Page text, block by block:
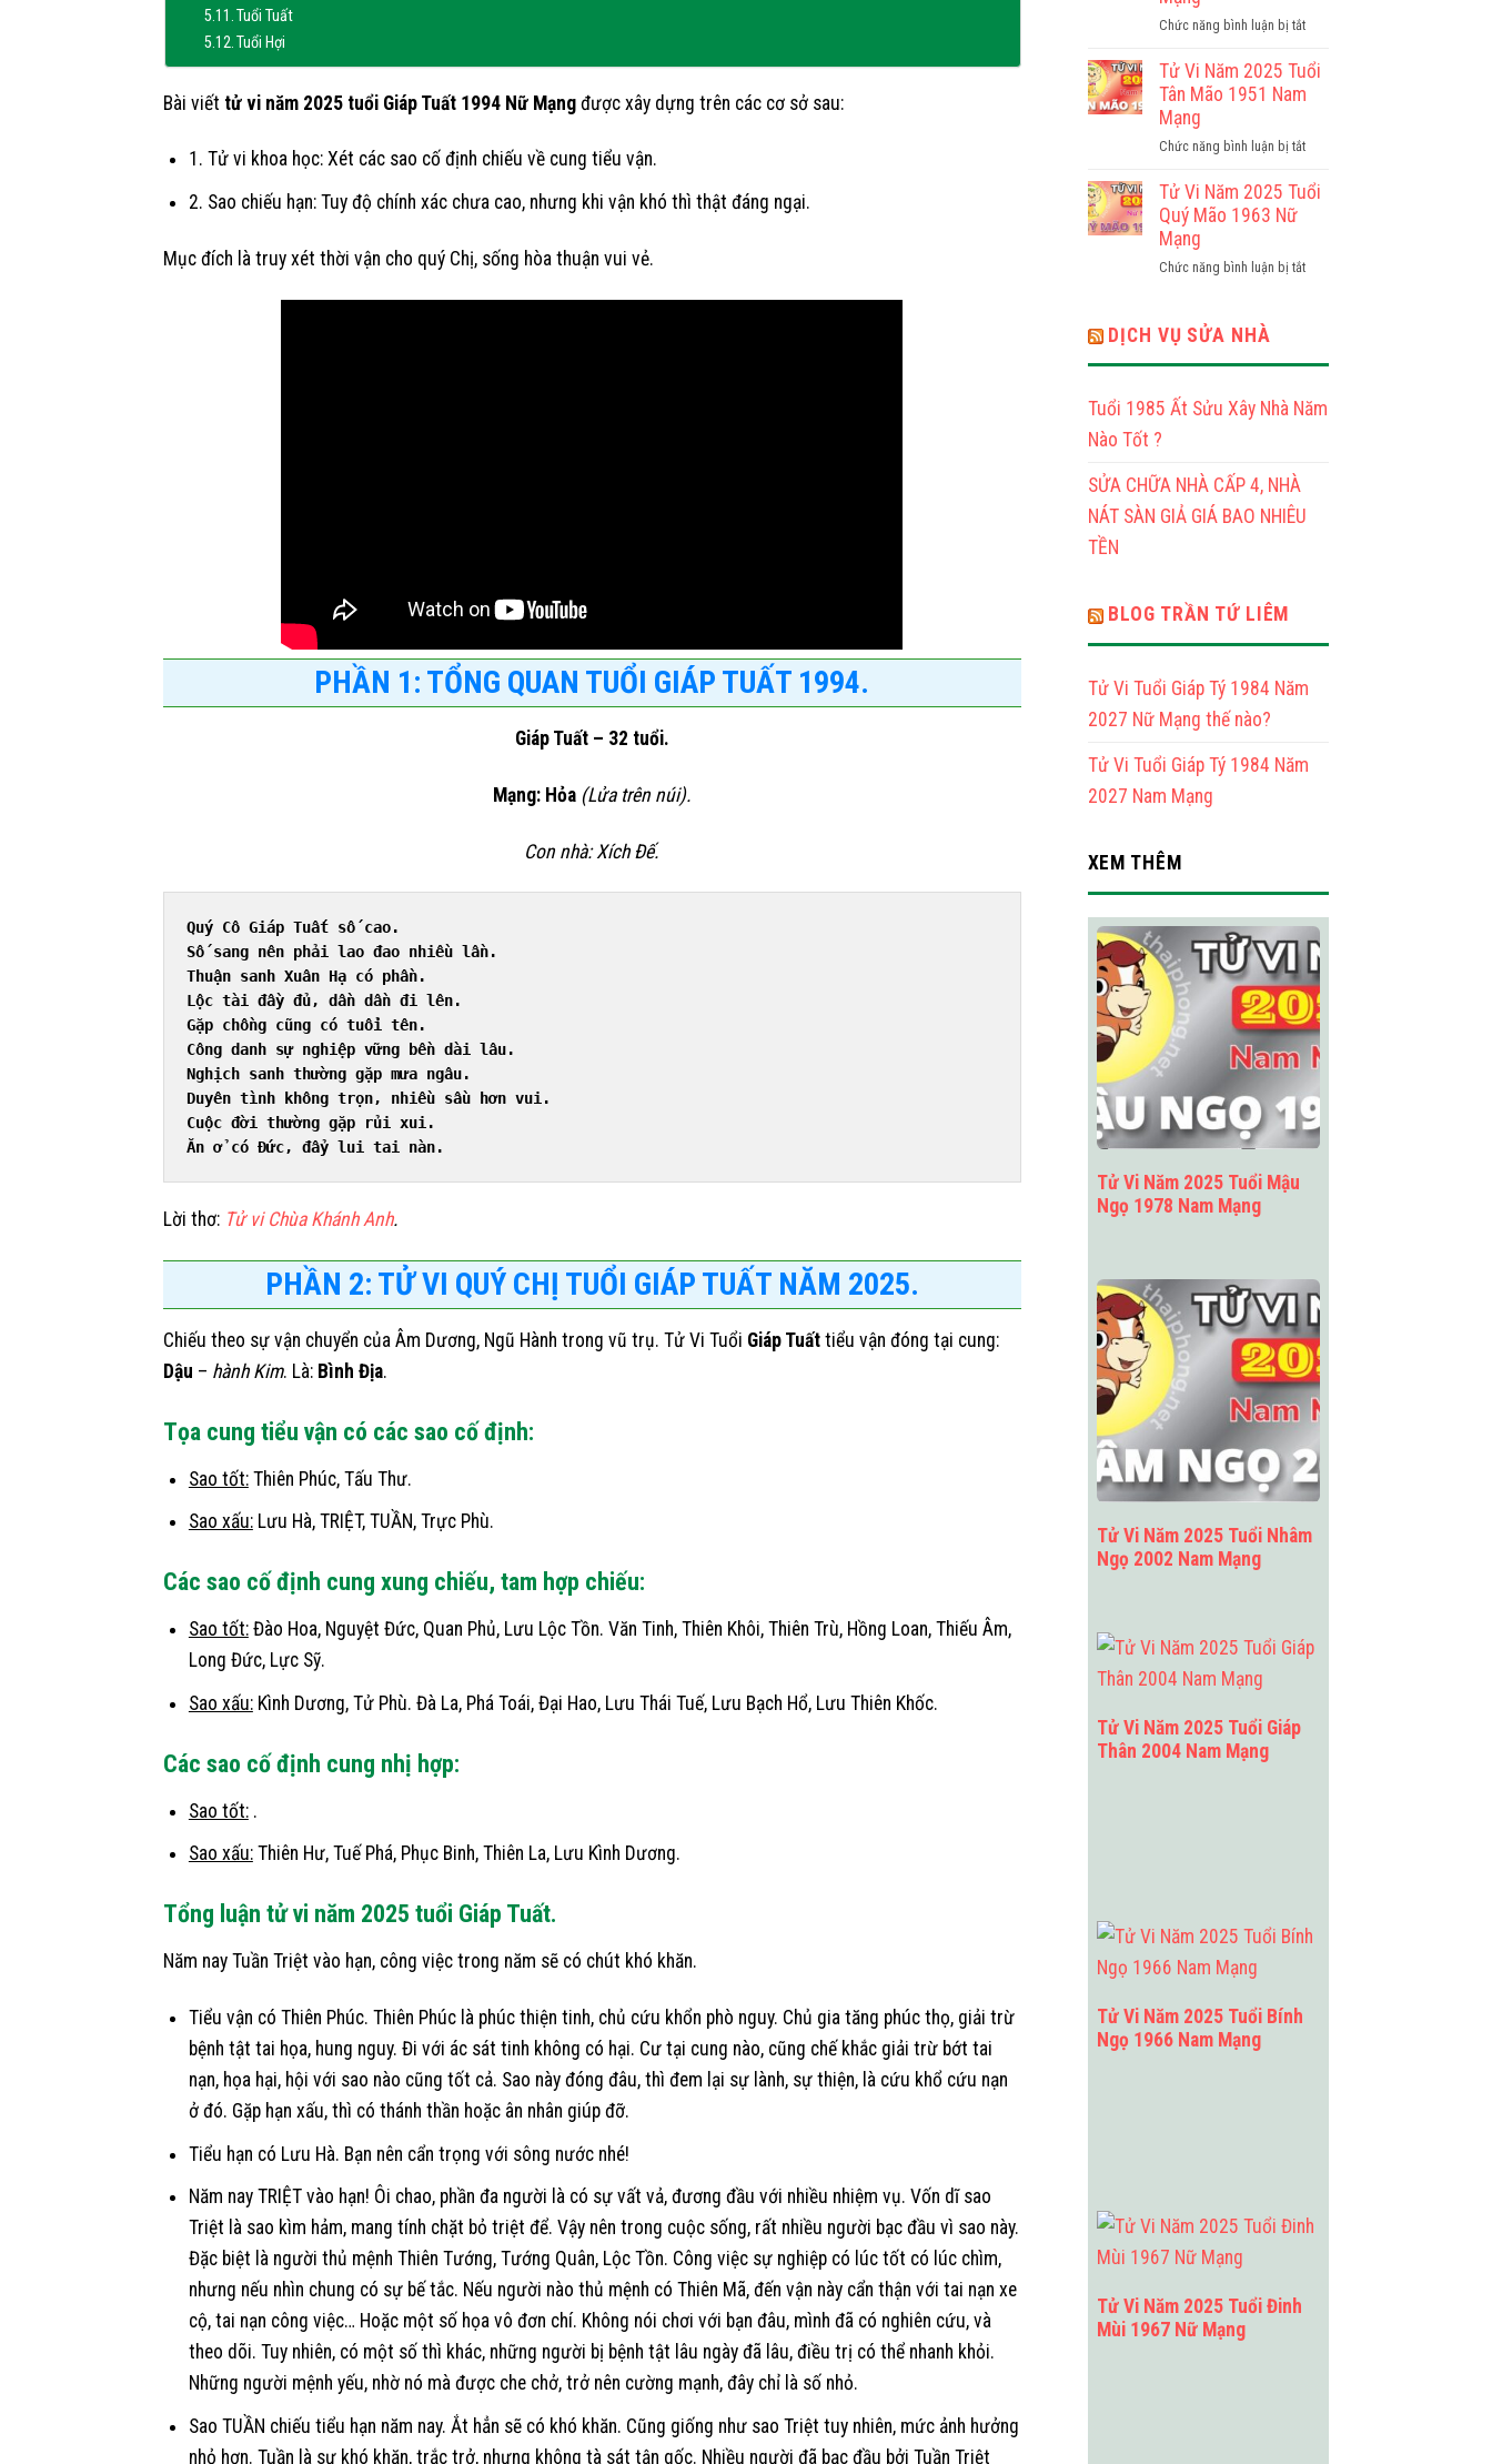
Tuổi Tuất
Tuổi Hợi
Bài viết tử vi năm 2025 tuổi Giáp Tuất 1994 Nữ Mạng được xây dựng trên các cơ sở sau:
1. Tử vi khoa học: Xét các sao cố định chiếu về cung tiểu vận.
2. Sao chiếu hạn: Tuy độ chính xác chưa cao, nhưng khi vận khó thì thật đáng ngại.
Mục đích là truy xét thời vận cho quý Chị, sống hòa thuận vui vẻ.
PHẦN 1: TỔNG QUAN TUỔI GIÁP TUẤT 1994.
Giáp Tuất – 32 tuổi.
Mạng: Hỏa (Lửa trên núi).
Con nhà: Xích Đế.
Quý Cô Giáp Tuất số cao.
Số sang nên phải lao đao nhiều lần.
Thuận sanh Xuân Hạ có phần.
Lộc tài đầy đủ, dần dần đi lên.
Gặp chồng cũng có tuổi tên.
Công danh sự nghiệp vững bền dài lâu.
Nghịch sanh thường gặp mưa ngâu.
Duyên tình không trọn, nhiều sầu hơn vui.
Cuộc đời thường gặp rủi xui.
Ăn ở có Đức, đẩy lui tai nàn.
Lời thơ: Tử vi Chùa Khánh Anh.
PHẦN 2: TỬ VI QUÝ CHỊ TUỔI GIÁP TUẤT NĂM 2025.
Chiếu theo sự vận chuyển của Âm Dương, Ngũ Hành trong vũ trụ. Tử Vi Tuổi Giáp Tuất tiểu vận đóng tại cung:
Dậu – hành Kim. Là: Bình Địa.
Tọa cung tiểu vận có các sao cố định:
Sao tốt:Thiên Phúc, Tấu Thư.
Sao xấu:Lưu Hà, TRIỆT, TUẦN, Trực Phù.
Các sao cố định cung xung chiếu, tam hợp chiếu:
Sao tốt:Đào Hoa, Nguyệt Đức, Quan Phủ, Lưu Lộc Tồn. Văn Tinh, Thiên Khôi, Thiên Trù, Hồng Loan, Thiếu Âm,
Long Đức, Lực Sỹ.
Sao xấu:Kình Dương, Tử Phù. Đà La, Phá Toái, Đại Hao, Lưu Thái Tuế, Lưu Bạch Hổ, Lưu Thiên Khốc.
Các sao cố định cung nhị hợp:
Sao tốt:.
Sao xấu:Thiên Hư, Tuế Phá, Phục Binh, Thiên La, Lưu Kình Dương.
Tổng luận tử vi năm 2025 tuổi Giáp Tuất.
Năm nay Tuần Triệt vào hạn, công việc trong năm sẽ có chút khó khăn.
Tiểu vận có Thiên Phúc. Thiên Phúc là phúc thiện tinh, chủ cứu khổn phò nguy. Chủ gia tăng phúc thọ, giải trừ
bệnh tật tai họa, hung nguy. Đi với ác sát tinh không có hại. Cư tại cung nào, cũng chế khắc giải trừ bớt tai
nạn, họa hại, hội với sao nào cũng tốt cả. Sao này đóng đâu, thì đem lại sự lành, sự thiện, là cứu khổ cứu nạn
ở đó. Gặp hạn xấu, thì có thánh thần hoặc ân nhân giúp đỡ.
Tiểu hạn có Lưu Hà. Bạn nên cẩn trọng với sông nước nhé!
Năm nay TRIỆT vào hạn! Ôi chao, phần đa người là có sự vất vả, đương đầu với nhiều nhiệm vụ. Vốn dĩ sao
Triệt là sao kìm hảm, mang tính chặt bỏ triệt để. Vậy nên trong cuộc sống, rất nhiều người bạc đầu vì sao này.
Đặc biệt là người thủ mệnh Thiên Tướng, Tướng Quân, Lộc Tồn. Công việc sự nghiệp có lúc tốt có lúc chìm,
nhưng nếu nhìn chung có sự bế tắc. Nếu người nào thủ mệnh có Thiên Mã, đến vận này cẩn thận với tai nạn xe
cộ, tai nạn công việc… Hoặc một số họa vô đơn chí. Không nói chơi với bạn đâu, mình đã có nghiên cứu, và
theo dõi. Tuy nhiên, có một số thì khác, những người bị bệnh tật lâu ngày đã lâu, điều trị có thể nhanh khỏi.
Những người mệnh yếu, nhờ nó mà được che chở, trở nên cường mạnh, đây chỉ là số nhỏ.
Sao TUẦN chiếu tiểu hạn năm nay. Ắt hẳn sẽ có khó khăn. Cũng giống như sao Triệt tuy nhiên, mức ảnh hưởng
nhỏ hơn. Tuần là sự khó khăn, trắc trở, nhưng không tà sát tận gốc. Nhiều người đã bạc đầu bởi Tuần Triệt
Canh
2000
Nam
Chức năng bình luận bị tắtở
Vi
Năm
Tân
1951
Tử Vi Năm 2025 Tuổi
Tân Mão 1951 Nam
Mạng
Chức năng bình luận bị tắtở
Vi
Tân
Tử Vi Năm 2025 Tuổi
Quý Mão 1963 Nữ
Mạng
Chức năng bình luận bị tắtở
Mão
DỊCH VỤ SỬA NHÀ
Tuổi 1985 Ất Sửu Xây Nhà Năm
Nào Tốt ?
SỬA CHỮA NHÀ CẤP 4, NHÀ
NÁT SÀN GIẢ GIÁ BAO NHIÊU
TỀN
BLOG TRẦN TỨ LIÊM
Tử Vi Tuổi Giáp Tý 1984 Năm
2027 Nữ Mạng thế nào?
Tử Vi Tuổi Giáp Tý 1984 Năm
2027 Nam Mạng
XEM THÊM
Tử Vi Năm 2025 Tuổi Mậu
Ngọ 1978 Nam Mạng
Tử Vi Năm 2025 Tuổi Nhâm
Ngọ 2002 Nam Mạng
Tử Vi Năm 2025 Tuổi Giáp
Thân 2004 Nam Mạng
Tử Vi Năm 2025 Tuổi Bính
Ngọ 1966 Nam Mạng
Tử Vi Năm 2025 Tuổi Đinh
Mùi 1967 Nữ Mạng